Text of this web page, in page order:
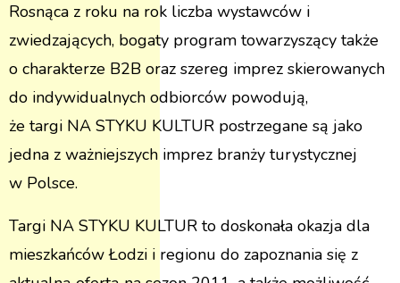
Rosnąca z roku na rok liczba wystawców i
zwiedzających, bogaty program towarzyszący także
o charakterze B2B oraz szereg imprez skierowanych
do indywidualnych odbiorców powodują,
że targi NA STYKU KULTUR postrzegane są jako
jedna z ważniejszych imprez branży turystycznej
w Polsce.
Targi NA STYKU KULTUR to doskonała okazja dla
mieszkańców Łodzi i regionu do zapoznania się z